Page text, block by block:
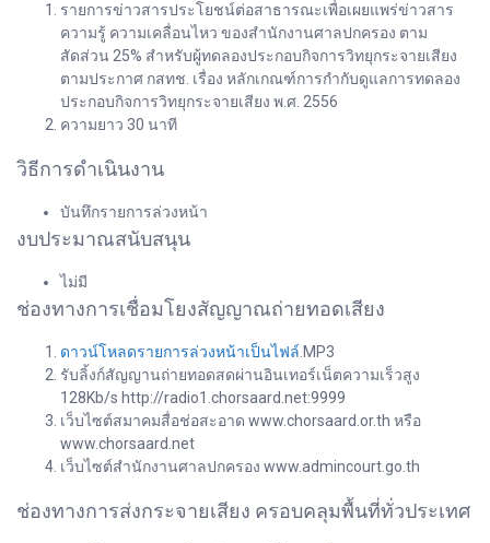
รายการข่าวสารประโยชน์ต่อสาธารณะเพื่อเผยแพร่ข่าวสาร
ความรู้ ความเคลื่อนไหว ของสำนักงานศาลปกครอง ตาม
สัดส่วน 25% สำหรับผู้ทดลองประกอบกิจการวิทยุกระจายเสียง
ตามประกาศ กสทช. เรื่อง หลักเกณฑ์การกำกับดูแลการทดลอง
ประกอบกิจการวิทยุกระจายเสียง พ.ศ. 2556
ความยาว 30 นาที
วิธีการดำเนินงาน
บันทึกรายการล่วงหน้า
งบประมาณสนับสนุน
ไม่มี
ช่องทางการเชื่อมโยงสัญญาณถ่ายทอดเสียง
ดาวน์โหลดรายการล่วงหน้าเป็นไฟล์.MP3
รับลิ้งก์สัญญานถ่ายทอดสดผ่านอินเทอร์เน็ตความเร็วสูง
128Kb/s http://radio1.chorsaard.net:9999
เว็บไซต์สมาคมสื่อช่อสะอาด www.chorsaard.or.th หรือ
www.chorsaard.net
เว็บไซต์สำนักงานศาลปกครอง www.admincourt.go.th
ช่องทางการส่งกระจายเสียง ครอบคลุมพื้นที่ทั่วประเทศ